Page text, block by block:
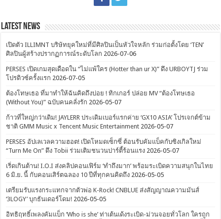
Latest News
เปิดตัว ILLIMNT บริษัทยุคใหม่ที่มีศิลปินเป็นหัวใจหลัก ร่วมก่อตั้งโดย ‘TEN’
ศิลปินผู้สร้างปรากฏการณ์ระดับโลก 2026-07-06
PERSES เปิดเกมสุดเดือดใน “ไม่แพ้ใคร (Hotter than ur X)” ดึง URBOYTJ ร่วม
โปรดิวซ์ครั้งแรก 2026-07-05
ต้องโทษเธอ ที่มาทำให้ฉันคิดถึงบ่อย ! ทิกเกอร์ ปล่อย MV “ต้องโทษเธอ
(Without You)” ฉบับคนคลั่งรัก 2026-05-07
ก้าวที่ใหญ่กว่าเดิม! JAYLERR ประเดิมเบอร์แรกค่าย ‘GX10 ASIA’ โปรเจกต์ข้าม
ชาติ GMM Music x Tencent Music Entertainment 2026-05-07
PERSES อัปเลเวลความฮอต! เปิดโหมดเซ็กซี่ ต้อนรับคัมแบ็คกับซิงเกิลใหม่
“Turn Me On” ดึง Tobii ร่วมเติมชนวนปาร์ตี้ร้อนแรง 2026-05-07
เริ่ดเกินต้าน! I.O.I ส่งคลิปคอนเฟิร์ม ‘ทำถึงมาก’ พร้อมระเบิดความสนุกในไทย
6 มิ.ย. นี้ กับคอนเสิร์ตฉลอง 10 ปีที่ทุกคนคิดถึง 2026-05-05
เตรียมรับแรงกระแทกจากตัวพ่อ K-Rock! CNBLUE ส่งสัญญาณความมันส์
‘3LOGY’ บุกธันเดอร์โดม! 2026-05-05
อิทธิฤทธิ์เพลงคัมแบ็ก ‘Who is she’ ท่าเต้นเด้งระเบิด-ม่วนจอยทั่วโลก ใครถูก